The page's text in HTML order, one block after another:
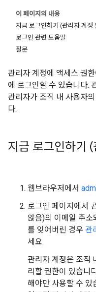
이 페이지의 내용
지금 로그인하기 (관리자 계정
로그인 관련 도움말
질문
관리자 계정에 액세스 권
에 로그인할 수 있습니다.
관리자가 조직 내 사용자
다.
지금 로그인하기
웹브라우저에서
로그인 페이지에서
않음)의 이메일 주
를 잊어버린 경우 관
세요.
관리자 계정은 조직
리할 권한이 있습니
해야만 사용할 수 있